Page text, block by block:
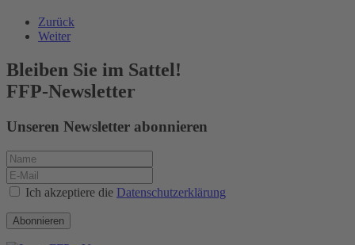
Zurück
Weiter
Bleiben Sie im Sattel!
FFP-Newsletter
Unseren Newsletter abonnieren
Ich akzeptiere die Datenschutzerklärung
Abonnieren